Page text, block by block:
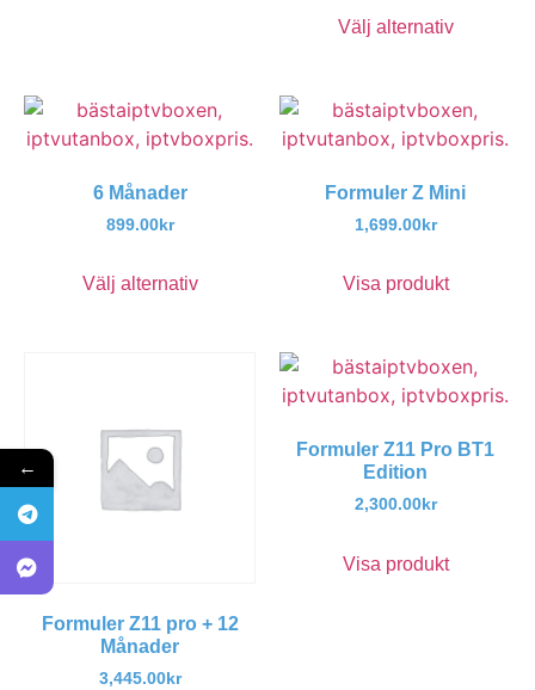
Välj alternativ
6 Månader
899.00kr
Välj alternativ
Formuler Z Mini
1,699.00kr
Visa produkt
Formuler Z11 pro + 12
Månader
3,445.00kr
Formuler Z11 Pro BT1
Edition
2,300.00kr
Visa produkt
←